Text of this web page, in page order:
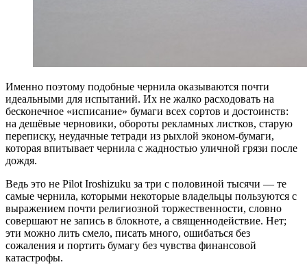
Именно поэтому подобные чернила оказываются почти
идеальными для испытаний. Их не жалко расходовать на
бесконечное «исписание» бумаги всех сортов и достоинств:
на дешёвые черновики, обороты рекламных листков, старую
переписку, неудачные тетради из рыхлой эконом-бумаги,
которая впитывает чернила с жадностью уличной грязи после
дождя.
Ведь это не Pilot Iroshizuku за три с половиной тысячи — те
самые чернила, которыми некоторые владельцы пользуются с
выражением почти религиозной торжественности, словно
совершают не запись в блокноте, а священнодействие. Нет;
эти можно лить смело, писать много, ошибаться без
сожаления и портить бумагу без чувства финансовой
катастрофы.